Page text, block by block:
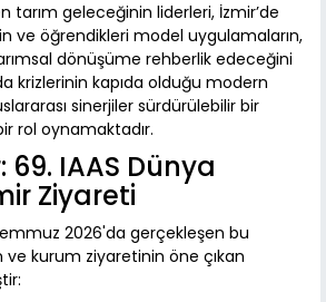
tarım geleceğinin liderleri, İzmir’de
ve öğrendikleri model uygulamaların,
dönüşüme rehberlik edeceğini
krizlerinin kapıda olduğu modern
sinerjiler sürdürülebilir bir
rol oynamaktadır.
69. IAAS Dünya
Ziyareti
2026'da gerçekleşen bu
ve kurum ziyaretinin öne çıkan